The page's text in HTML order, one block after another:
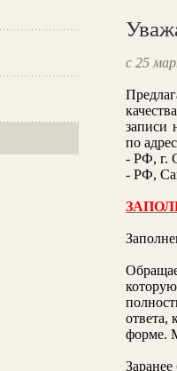
с 25
записи
по
- РФ, г.
- РФ,
ответа,
форме.